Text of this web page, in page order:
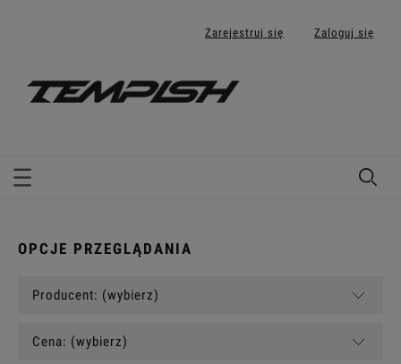
Zarejestruj się Zaloguj się
OPCJE PRZEGLĄDANIA
Producent: (wybierz)
Cena: (wybierz)